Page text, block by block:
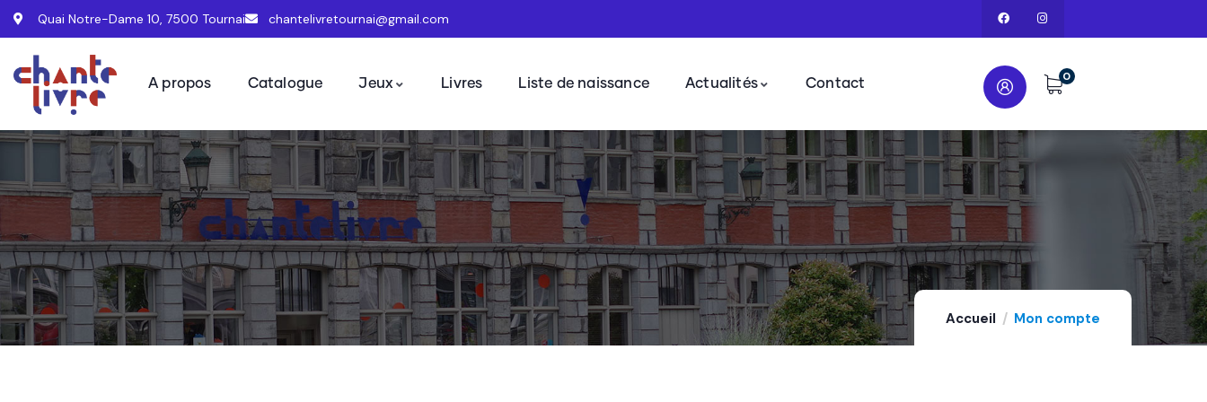
Quai Notre-Dame 10, 7500 Tournai chantelivretournai@gmail.com
A propos Catalogue Jeux Livres Liste de naissance Actualités Contact
0
Accueil Mon compte